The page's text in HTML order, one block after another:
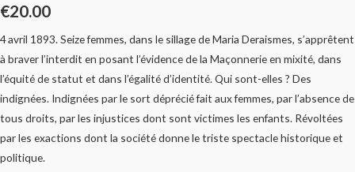
€20.00
4 avril 1893. Seize femmes, dans le sillage de Maria Deraismes, s’apprêtent
à braver l’interdit en posant l’évidence de la Maçonnerie en mixité, dans
l’équité de statut et dans l’égalité d’identité. Qui sont-elles ? Des
indignées. Indignées par le sort déprécié fait aux femmes, par l’absence de
tous droits, par les injustices dont sont victimes les enfants. Révoltées
par les exactions dont la société donne le triste spectacle historique et
politique.